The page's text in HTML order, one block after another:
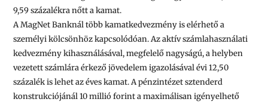
9,59 százalékra nőtt a kamat.
AMagNet Banknáltöbb kamatkedvezmény is elérhető a
személyi kölcsönhöz kapcsolódóan. Az aktív számlahasználati
kedvezmény kihasználásával, megfelelő nagyságú, a helyben
vezetett számlára érkező jövedelem igazolásával évi 12,50
százalék is lehet az éves kamat. A pénzintézet sztenderd
konstrukciójánál10 millióforint a maximálisan igényelhető